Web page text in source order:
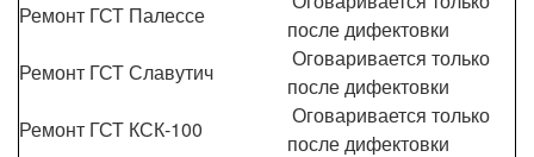
Ремонт ГСТ Палессе
после дифектовки
Ремонт ГСТ Славутич
Оговаривается только
после дифектовки
Ремонт ГСТ КСК-100
Оговаривается только
после дифектовки